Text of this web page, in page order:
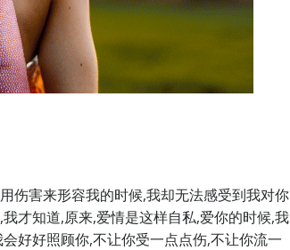
伤害来形容我的时候,我却无法感受到我对你
才知道,原来,爱情是这样自私,爱你的时候,我
好好照顾你,不让你受一点点伤,不让你流一